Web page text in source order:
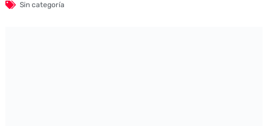
Sin categoría